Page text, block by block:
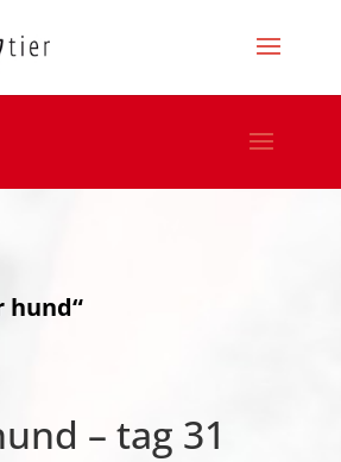
hund“
– tag 31